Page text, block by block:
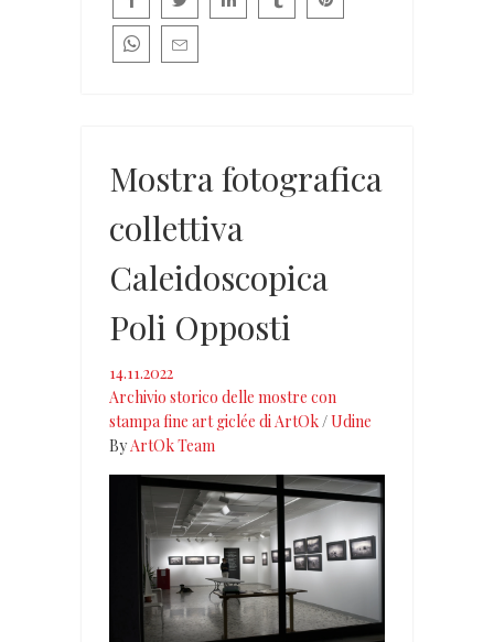
Mostra fotografica
collettiva
Caleidoscopica
Poli Opposti
14.11.2022
Archivio storico delle mostre con
stampa fine art giclée di ArtOk/Udine
ByArtOk Team